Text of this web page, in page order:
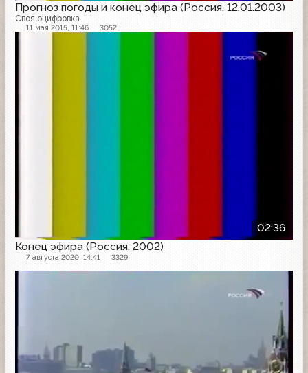
Прогноз погоды и конец эфира (Россия, 12.01.2003)
Своя оцифровка
11 мая 2015, 11:46 3052
02:36
Конец эфира (Россия, 2002)
7 августа 2020, 14:41 3329